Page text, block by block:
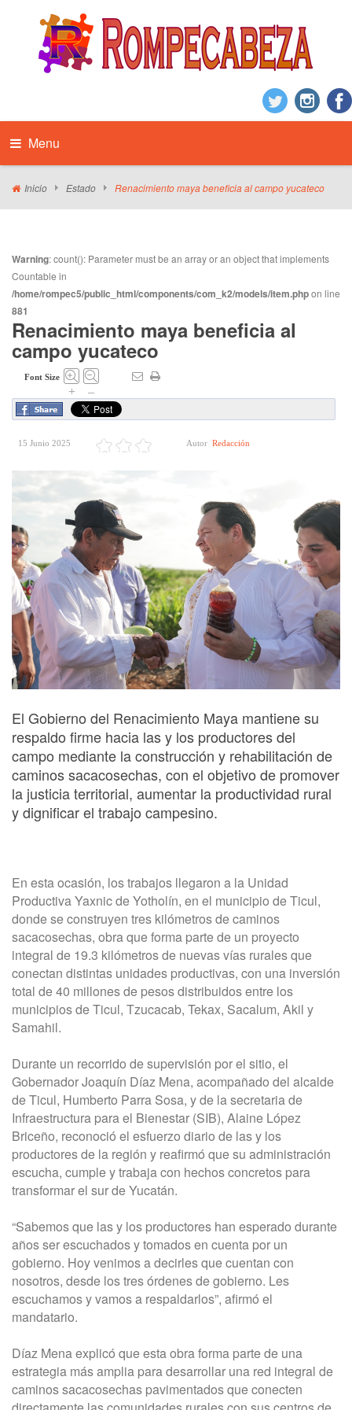
Menu
Inicio Estado Renacimiento maya beneficia al campo yucateco
Warning: count(): Parameter must be an array or an object that implements
Countable in
/home/rompec5/public_html/components/com_k2/models/item.phpon line
881
Renacimiento maya beneficia al
campo yucateco
Font Size
+ –
15 Junio 2025 Autor Redacción
El Gobierno del Renacimiento Maya mantiene su
respaldo firme hacia las y los productores del
campo mediante la construcción y rehabilitación de
caminos sacacosechas, con el objetivo de promover
la justicia territorial, aumentar la productividad rural
y dignificar el trabajo campesino.
En esta ocasión, los trabajos llegaron a la Unidad
Productiva Yaxnic de Yotholín, en el municipio de Ticul,
donde se construyen tres kilómetros de caminos
sacacosechas, obra que forma parte de un proyecto
integral de 19.3 kilómetros de nuevas vías rurales que
conectan distintas unidades productivas, con una inversión
total de 40 millones de pesos distribuidos entre los
municipios de Ticul, Tzucacab, Tekax, Sacalum, Akil y
Samahil.
Durante un recorrido de supervisión por el sitio, el
Gobernador Joaquín Díaz Mena, acompañado del alcalde
de Ticul, Humberto Parra Sosa, y de la secretaria de
Infraestructura para el Bienestar (SIB), Alaine López
Briceño, reconoció el esfuerzo diario de las y los
productores de la región y reafirmó que su administración
escucha, cumple y trabaja con hechos concretos para
transformar el sur de Yucatán.
“Sabemos que las y los productores han esperado durante
años ser escuchados y tomados en cuenta por un
gobierno. Hoy venimos a decirles que cuentan con
nosotros, desde los tres órdenes de gobierno. Les
escuchamos y vamos a respaldarlos”, afirmó el
mandatario.
Díaz Mena explicó que esta obra forma parte de una
estrategia más amplia para desarrollar una red integral de
caminos sacacosechas pavimentados que conecten